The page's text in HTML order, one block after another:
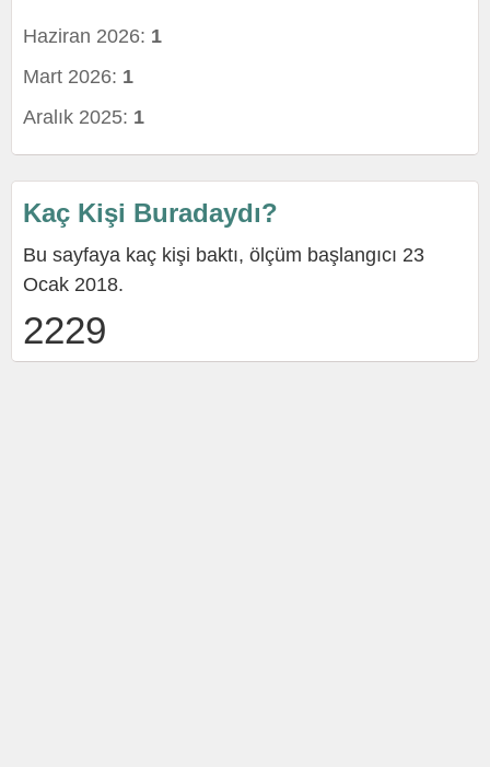
Haziran 2026: 1
Mart 2026: 1
Aralık 2025: 1
Kaç Kişi Buradaydı?
Bu sayfaya kaç kişi baktı, ölçüm başlangıcı 23
Ocak 2018.
2229